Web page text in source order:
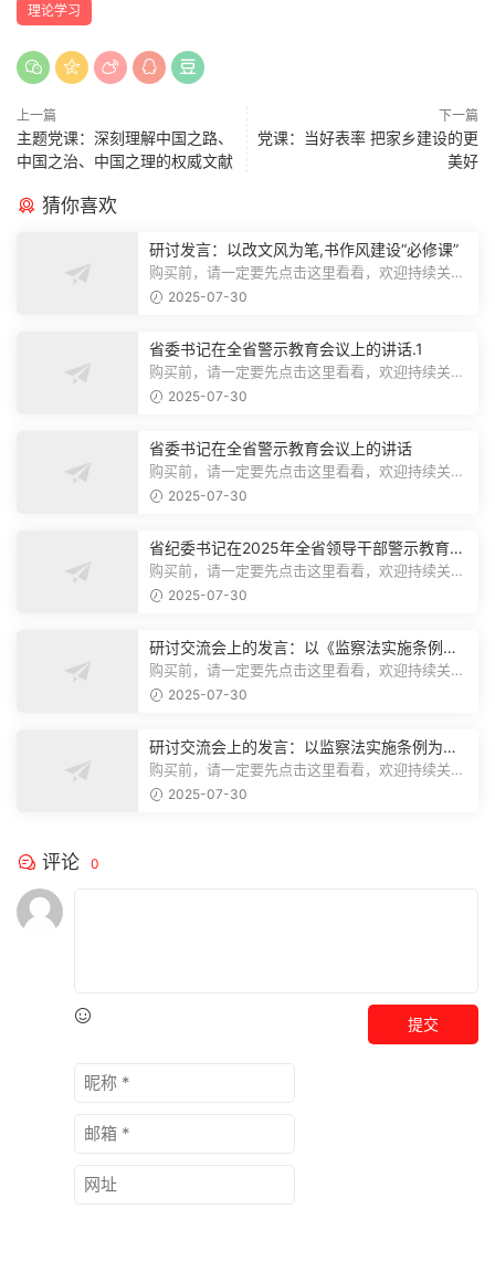
理论学习
上一篇
主题党课：深刻理解中国之路、
中国之治、中国之理的权威文献
下一篇
党课：当好表率 把家乡建设的更
美好
猜你喜欢
研讨发言：以改文风为笔,书作风建设“必修课”
购买前，请一定要先点击这里看看，欢迎持续关
注，精彩模板每天推送预览结束，本文...
2025-07-30
省委书记在全省警示教育会议上的讲话.1
购买前，请一定要先点击这里看看，欢迎持续关
注，精彩模板每天推送预览结束，本文...
2025-07-30
省委书记在全省警示教育会议上的讲话
购买前，请一定要先点击这里看看，欢迎持续关
注，精彩模板每天推送预览结束，本文...
2025-07-30
省纪委书记在2025年全省领导干部警示教育会
上的讲话.1
购买前，请一定要先点击这里看看，欢迎持续关
注，精彩模板每天推送预览结束，本文...
2025-07-30
研讨交流会上的发言：以《监察法实施条例》
为纲,推动巡察工作高质量发展
购买前，请一定要先点击这里看看，欢迎持续关
注，精彩模板每天推送预览结束，本文...
2025-07-30
研讨交流会上的发言：以监察法实施条例为纲
推动巡察工作高质量发展
购买前，请一定要先点击这里看看，欢迎持续关
注，精彩模板每天推送预览结束，本文...
2025-07-30
评论 0
提交